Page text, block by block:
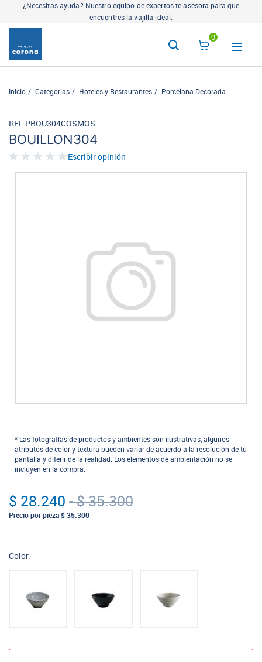
¿Necesitas ayuda? Nuestro equipo de expertos te asesora para que
encuentres la vajilla ideal.
0
Inicio Categorias Hoteles y Restaurantes Porcelana Decorada
BOUILLON304
REF PBOU304COSMOS
Escribir opinión
* Las fotografías de productos y ambientes son ilustrativas, algunos
atributos de color y textura pueden variar de acuerdo a la resolución de tu
pantalla y diferir de la realidad. Los elementos de ambientación no se
incluyen en la compra.
$ 28.240 -$ 35.300
Precio por pieza $ 35.300
Color: